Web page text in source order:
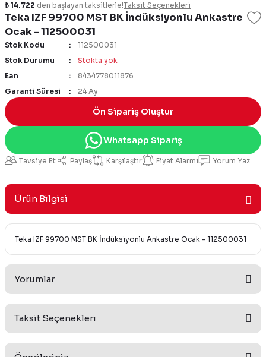
Teka IZF 99700 MST BK İndüksiyonlu Ankastre
Ocak - 112500031
₺ 14.722 den başlayan taksitlerle!Taksit Seçenekleri
Stok Kodu
112500031
Stok Durumu
Stokta yok
Ean
8434778011876
Garanti Süresi
24 Ay
Ön Sipariş Oluştur
Whatsapp Sipariş
Tavsiye Et Paylaş Karşılaştır Fiyat Alarmı Yorum Yaz
Ürün Bilgisi
Teka IZF 99700 MST BK İndüksiyonlu Ankastre Ocak - 112500031
Yorumlar
Taksit Seçenekleri